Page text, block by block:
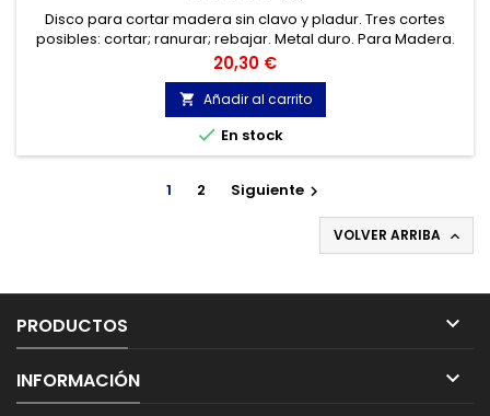
Disco para cortar madera sin clavo y pladur. Tres cortes
posibles: cortar; ranurar; rebajar. Metal duro. Para Madera.
Precio
20,30 €
 Añadir al carrito
 En stock
1 2 Siguiente 
VOLVER ARRIBA 
PRODUCTOS 
INFORMACIÓN 